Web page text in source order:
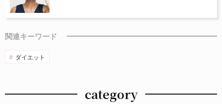
関連キーワード
ダイエット
category